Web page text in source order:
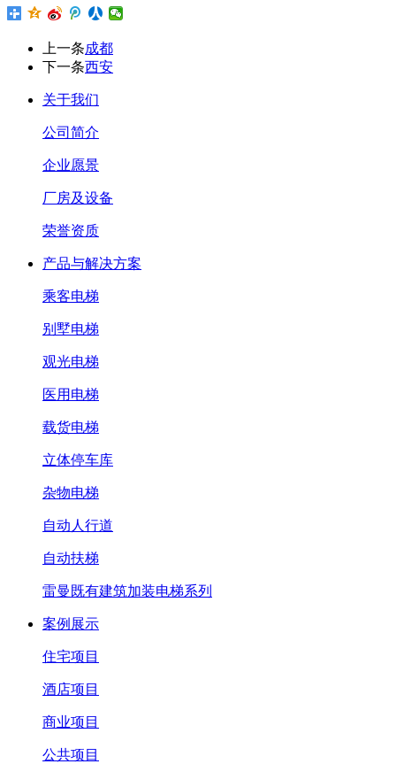
上一条成都
下一条西安
关于我们
公司简介
企业愿景
厂房及设备
荣誉资质
产品与解决方案
乘客电梯
别墅电梯
观光电梯
医用电梯
载货电梯
立体停车库
杂物电梯
自动人行道
自动扶梯
雷曼既有建筑加装电梯系列
案例展示
住宅项目
酒店项目
商业项目
公共项目